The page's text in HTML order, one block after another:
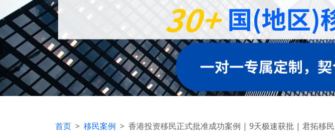
首页 移民案例 香港投资移民正式批准成功案例 | 9天极速获批 | 君拓移民